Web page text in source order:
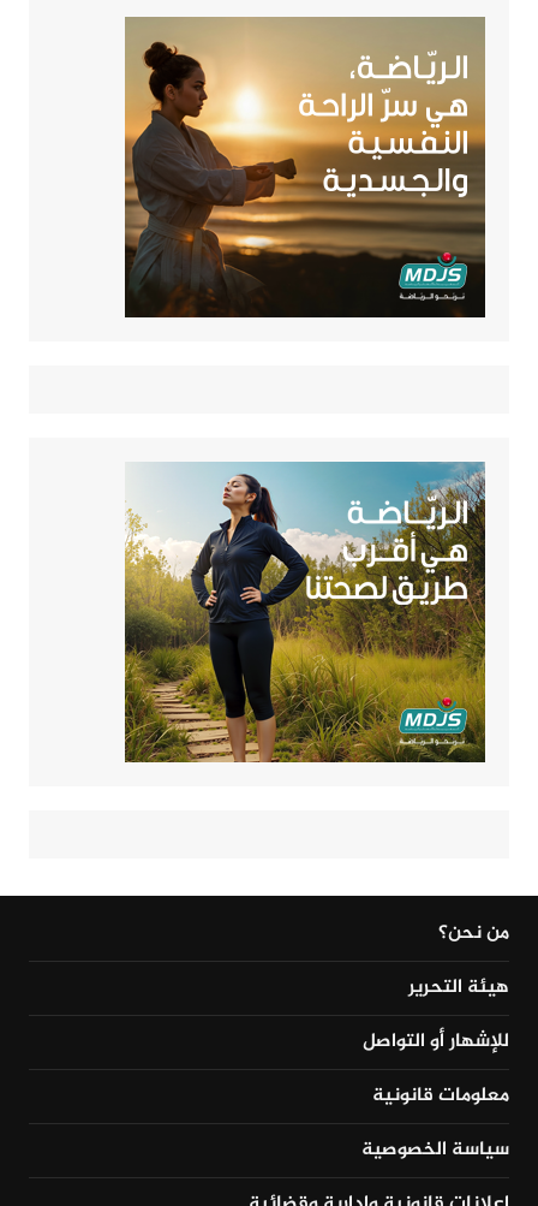
من نحن؟
هيئة التحرير
للإشهار أو التواصل
معلومات قانونية
سياسة الخصوصية